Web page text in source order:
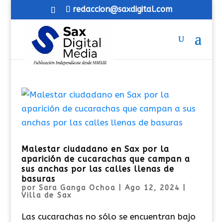
redaccion@saxdigital.com
Malestar ciudadano en Sax por la
aparición de cucarachas que campan a
sus anchas por las calles llenas de
basuras
por Sara Ganga Ochoa Ago 12, 2024
Villa de Sax
Las cucarachas no sólo se encuentran bajo